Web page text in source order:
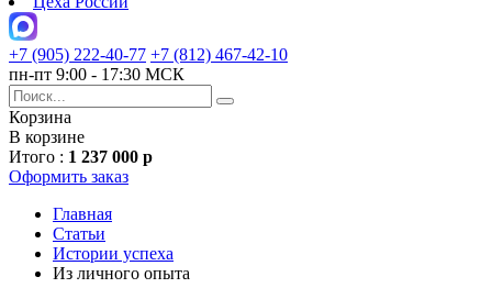
+7 (905) 222-40-77 +7 (812) 467-42-10
пн-пт 9:00 - 17:30 МСК
Корзина
В корзине
Итого : 1 237 000 р
Оформить заказ
Главная
Статьи
Истории успеха
Из личного опыта